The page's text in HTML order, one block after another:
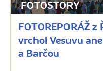
FOTOSTORY
FOTOREPORÁŽ
vrchol Vesuvu
a Barčou